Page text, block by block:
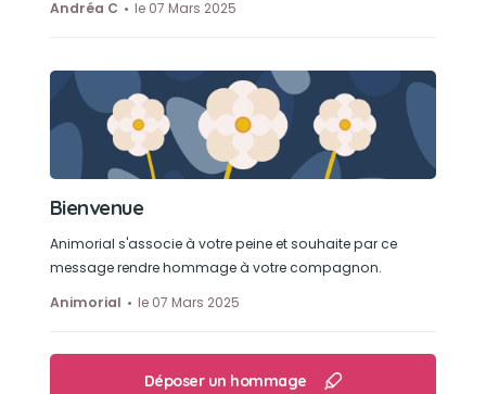
Andréa C
le 07 Mars 2025
Bienvenue
Animorial s'associe à votre peine et souhaite par ce
message rendre hommage à votre compagnon.
Animorial
le 07 Mars 2025
Déposer un hommage